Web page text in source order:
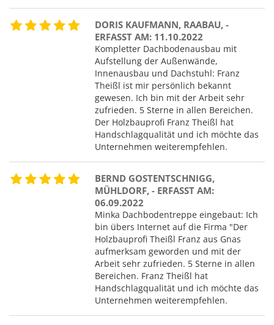
DORIS KAUFMANN, RAABAU, -
ERFASST AM: 11.10.2022
Kompletter Dachbodenausbau mit
Aufstellung der Außenwände,
Innenausbau und Dachstuhl: Franz
Theißl ist mir persönlich bekannt
gewesen. Ich bin mit der Arbeit sehr
zufrieden. 5 Sterne in allen Bereichen.
Der Holzbauprofi Franz Theißl hat
Handschlagqualität und ich möchte das
Unternehmen weiterempfehlen.
BERND GOSTENTSCHNIGG,
MÜHLDORF, - ERFASST AM:
06.09.2022
Minka Dachbodentreppe eingebaut: Ich
bin übers Internet auf die Firma "Der
Holzbauprofi Theißl Franz aus Gnas
aufmerksam geworden und mit der
Arbeit sehr zufrieden. 5 Sterne in allen
Bereichen. Franz Theißl hat
Handschlagqualität und ich möchte das
Unternehmen weiterempfehlen.